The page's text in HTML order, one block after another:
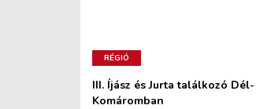
RÉGIÓ
III. Íjász és Jurta találkozó Dél-
Komáromban